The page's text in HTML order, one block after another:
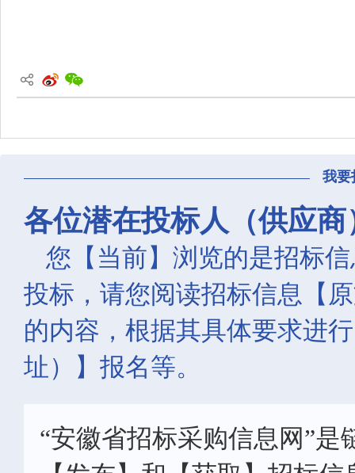
我要
各位潜在投标人（供应商
您【当前】浏览的是招标
投标，请您阅读招标信息【
的内容，根据其具体要求进
址）】报名等。
“安徽省招标采购信息网”